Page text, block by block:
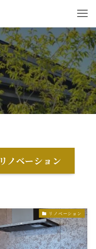
リノベーション
リノベーション